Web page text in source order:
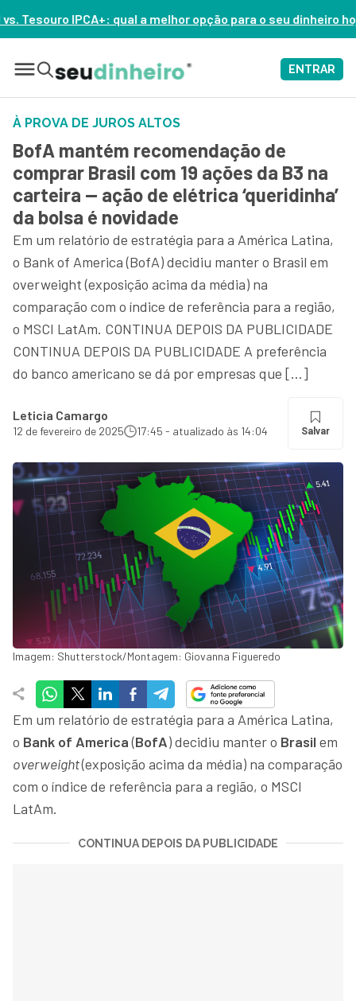
opção para o seu dinheiro hoje? – ASSISTA AGORA
ENTRAR
À PROVA DE JUROS ALTOS
BofA mantém recomendação de
comprar Brasil com 19 ações da B3 na
carteira — ação de elétrica ‘queridinha’
da bolsa é novidade
Em um relatório de estratégia para a América Latina,
o Bank of America (BofA) decidiu manter o Brasil em
overweight (exposição acima da média) na
comparação com o índice de referência para a região,
o MSCI LatAm. CONTINUA DEPOIS DA PUBLICIDADE
CONTINUA DEPOIS DA PUBLICIDADE A preferência
do banco americano se dá por empresas que […]
Leticia Camargo
12 de fevereiro de 2025 17:45 - atualizado às 14:04 Salvar
Imagem: Shutterstock/Montagem: Giovanna Figueredo
Em um relatório de estratégia para a América Latina,
o Bank of America(BofA) decidiu manter o Brasil em
overweight(exposição acima da média) na comparação
com o índice de referência para a região, o MSCI
LatAm.
CONTINUA DEPOIS DA PUBLICIDADE